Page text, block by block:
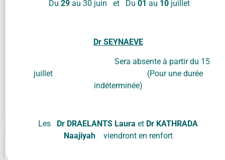
Politique de cookies
J’accepte
Du 29au 30 juin et Du 01 au 10juillet
Dr SEYNAEVE
Sera absente à partir du 15
juillet (Pour une durée
indéterminée)
Les Dr DRAELANTS Laura et Dr KATHRADA
Naajiyahviendront en renfort